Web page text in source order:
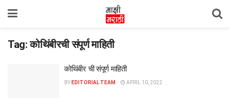
Tag:कोथिंबीरची संपूर्ण माहिती
कोथिंबीर ची संपूर्ण माहिती
BY EDITORIAL TEAM APRIL 10, 2022